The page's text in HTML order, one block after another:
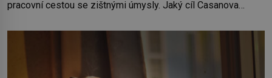
pracovní cestou se zištnými úmysly. Jaký cíl Casanova
Rigy? Casanova v Pobaltí kontaktoval tamní zednářské lóže.
Nebyl v této oblasti žádným nováčkem, protože do